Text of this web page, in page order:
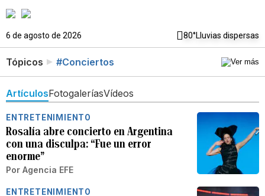
6 de agosto de 2026 80°Lluvias dispersas
Tópicos #Conciertos
ArtículosFotogaleríasVídeos
ENTRETENIMIENTO
Rosalía abre concierto en Argentina
con una disculpa: “Fue un error
enorme”
Por Agencia EFE
ENTRETENIMIENTO